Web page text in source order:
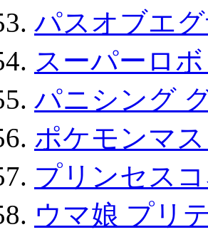
パスオブエ
スーパーロ
パニシング
ポケモンマ
プリンセス
ウマ娘 プリ